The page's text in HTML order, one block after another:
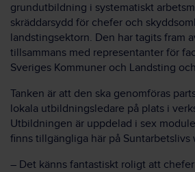
grundutbildning i systematiskt
skräddarsydd för chefer och
landstingsektorn. Den har tagits fram
tillsammans med representanter för
Sveriges Kommuner och Landsting
Tanken är att den ska genomföras
lokala utbildningsledare på plats i
Utbildningen är uppdelad i sex
finns tillgängliga här på Suntarbetslivs
– Det känns fantastiskt roligt att